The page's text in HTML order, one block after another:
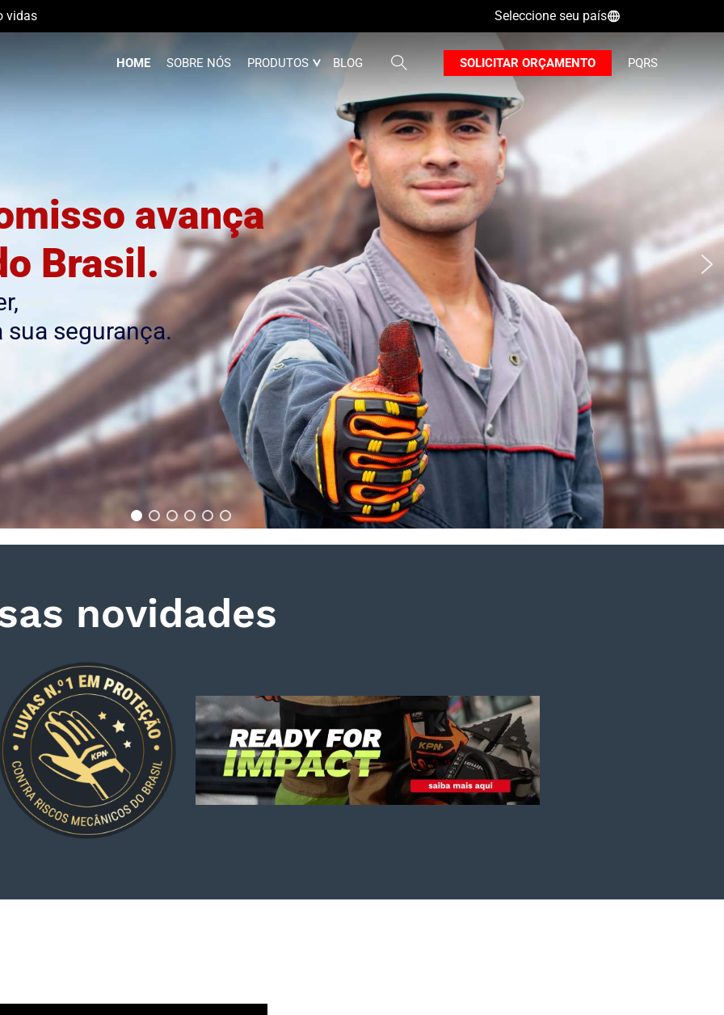
vidas Seleccione seu país
HOME SOBRE NÓS PRODUTOS BLOG B SOLICITAR ORÇAMENTO PQRS
avança
Brasil.
segurança.
novidades